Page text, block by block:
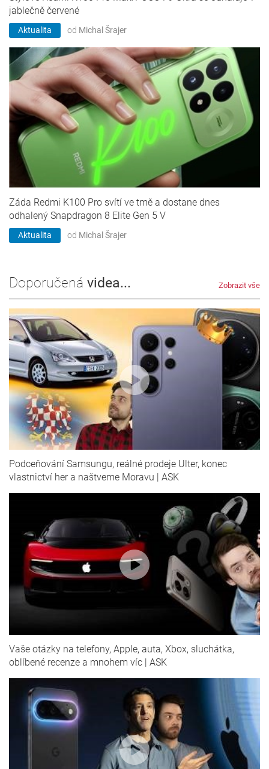
jablečně červené
Aktualita od Michal Šrajer
Záda Redmi K100 Pro svítí ve tmě a dostane dnes
odhalený Snapdragon 8 Elite Gen 5 V
Aktualita od Michal Šrajer
Doporučená videa... Zobrazit vše
Podceňování Samsungu, reálné prodeje Ulter, konec
vlastnictví her a naštveme Moravu | ASK
Vaše otázky na telefony, Apple, auta, Xbox, sluchátka,
oblíbené recenze a mnohem víc | ASK